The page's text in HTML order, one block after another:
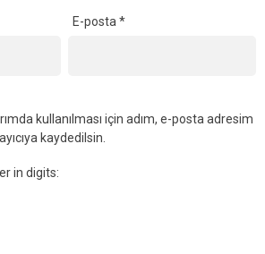
E-posta*
kullanılması için adım, e-posta adresim
kaydedilsin.
in digits: